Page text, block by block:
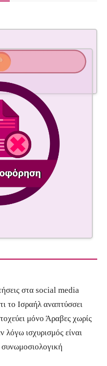
στα social media
το Ισραήλ αναπτύσσει
μόνο Άραβες χωρίς
λόγω ισχυρισμός είναι